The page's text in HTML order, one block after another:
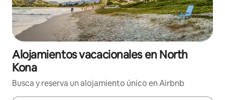
Alojamientos vacacionales en North
Kona
Busca y reserva un alojamiento único en Airbnb